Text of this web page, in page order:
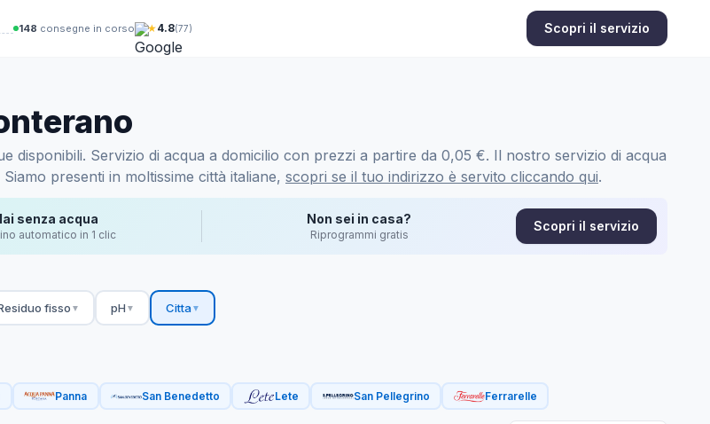
149 consegne in corso ★4.8(77) Scopri il servizio
disponibili. Servizio di acqua a domicilio con prezzi a partire da 0,05 €. Il nostro servizio di acqua
presenti in moltissime città italiane, scopri se il tuo indirizzo è servito cliccando qui.
senza acqua
automatico in 1 clic
Non sei in casa?
Riprogrammi gratis
Scopri il servizio
fisso ▼ pH ▼ Citta▼
Panna San Benedetto Lete San Pellegrino Ferrarelle